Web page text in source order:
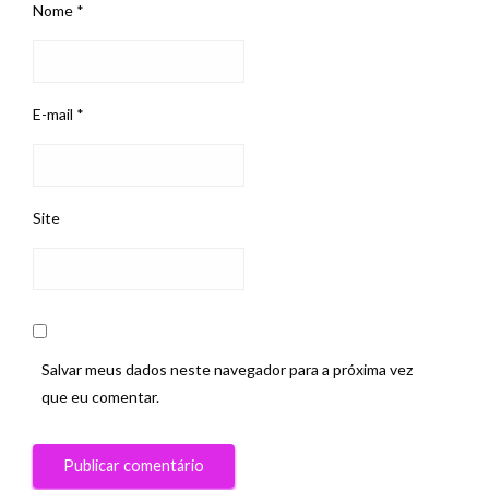
Nome *
E-mail *
Site
Salvar meus dados neste navegador para a próxima vez
que eu comentar.